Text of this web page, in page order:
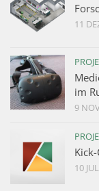
11
im
9
10